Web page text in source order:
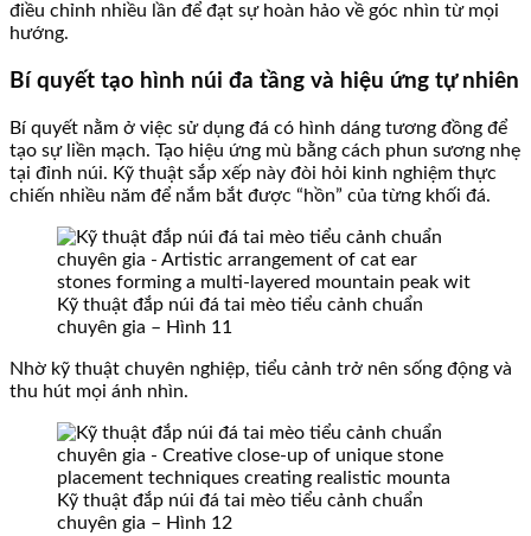
điều chỉnh nhiều lần để đạt sự hoàn hảo về góc nhìn từ mọi
hướng.
Bí quyết tạo hình núi đa tầng và hiệu ứng tự nhiên
Bí quyết nằm ở việc sử dụng đá có hình dáng tương đồng để
tạo sự liền mạch. Tạo hiệu ứng mù bằng cách phun sương nhẹ
tại đỉnh núi. Kỹ thuật sắp xếp này đòi hỏi kinh nghiệm thực
chiến nhiều năm để nắm bắt được “hồn” của từng khối đá.
Kỹ thuật đắp núi đá tai mèo tiểu cảnh chuẩn
chuyên gia – Hình 11
Nhờ kỹ thuật chuyên nghiệp, tiểu cảnh trở nên sống động và
thu hút mọi ánh nhìn.
Kỹ thuật đắp núi đá tai mèo tiểu cảnh chuẩn
chuyên gia – Hình 12